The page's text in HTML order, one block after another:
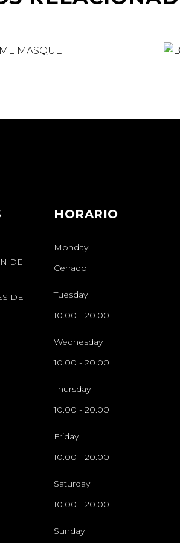
DE
DE
HORARIO
Monday
Cerrado
Tuesday
10.00 - 20.00
Wednesday
10.00 - 20.00
Thursday
10.00 - 20.00
Friday
10.00 - 20.00
Saturday
10.00 - 20.00
Sunday